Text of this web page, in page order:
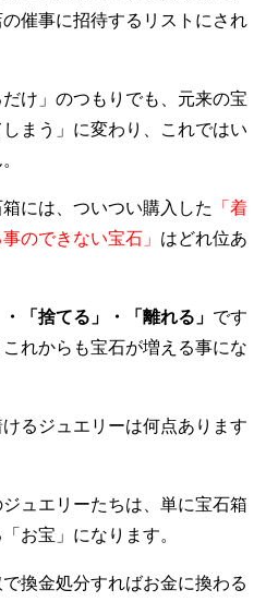
催事に招待するリストにされ
け」のつもりでも、元来の宝
まう」に変わり、これではい
には、ついつい購入した
「着
のできない宝石」 はどれ位あ
・「捨てる」・「離れる」 です
れからも宝石が増える事にな
るジュエリーは何点あります
ュエリーたちは、単に宝石箱
お宝」になります。
換金処分すればお金に換わる